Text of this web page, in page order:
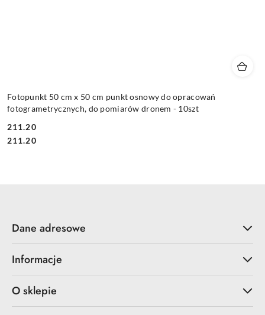
Fotopunkt 50 cm x 50 cm punkt osnowy do opracowań
fotogrametrycznych, do pomiarów dronem - 10szt
Cena:
211.20
Cena:
211.20
Dane adresowe
Informacje
O sklepie